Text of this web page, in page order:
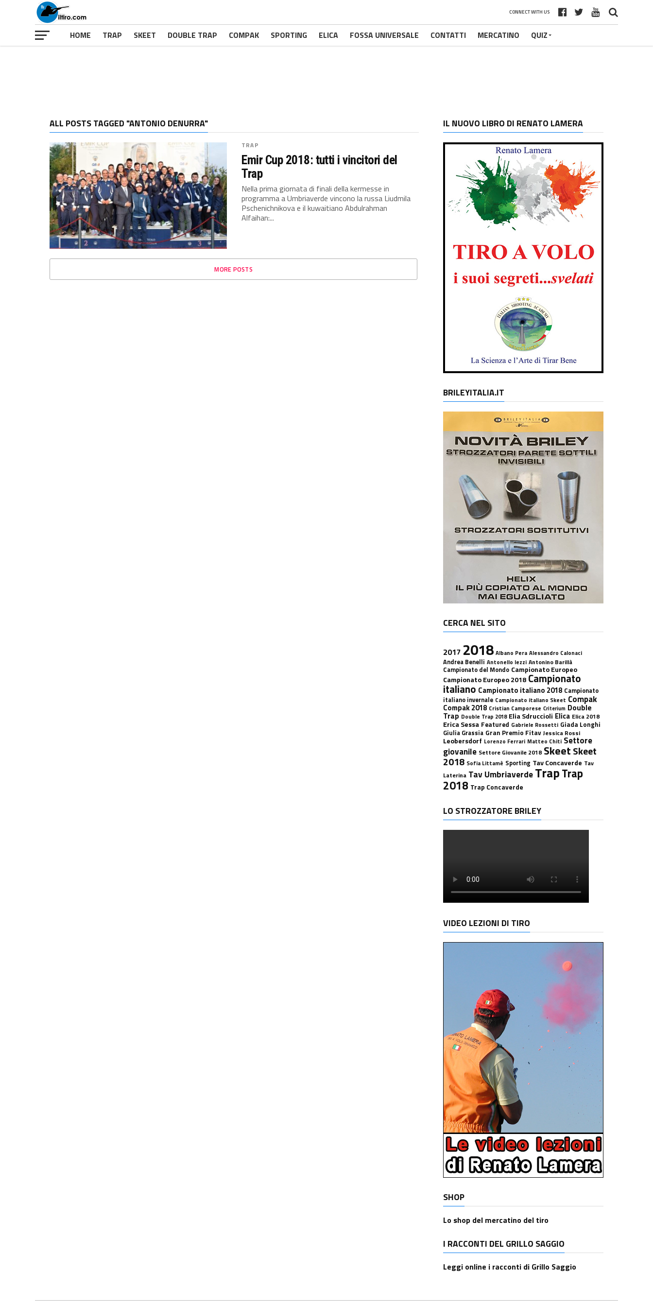
CONNECT WITH US
HOME TRAP SKEET DOUBLE TRAP COMPAK SPORTING ELICA FOSSA UNIVERSALE CONTATTI MERCATINO QUIZ
ALL POSTS TAGGED "ANTONIO DENURRA"
TRAP
Emir Cup 2018: tutti i vincitori del
Trap
Nella prima giornata di finali della kermesse in
programma a Umbriaverde vincono la russa Liudmila
Pschenichnikova e il kuwaitiano Abdulrahman
Alfaihan:...
MORE POSTS
IL NUOVO LIBRO DI RENATO LAMERA
BRILEYITALIA.IT
CERCA NEL SITO
2017 2018 Albano Pera Alessandro Calonaci
Andrea Benelli Antonello Iezzi Antonino Barillà
Campionato del Mondo Campionato Europeo
Campionato Europeo 2018 Campionato
italiano Campionato italiano 2018 Campionato
italiano invernale Campionato italiano Skeet Compak
Compak 2018 Cristian Camporese Criterium Double
Trap Double Trap 2018 Elia Sdruccioli Elica Elica 2018
Erica Sessa Featured Gabriele Rossetti Giada Longhi
Giulia Grassia Gran Premio Fitav Jessica Rossi
Leobersdorf Lorenzo Ferrari Matteo Chiti Settore
giovanile Settore Giovanile 2018 SkeetSkeet
2018 Sofia Littamè Sporting Tav Concaverde Tav
Laterina Tav UmbriaverdeTrapTrap
2018 Trap Concaverde
LO STROZZATORE BRILEY
VIDEO LEZIONI DI TIRO
SHOP
Lo shop del mercatino del tiro
I RACCONTI DEL GRILLO SAGGIO
Leggi online i racconti di Grillo Saggio